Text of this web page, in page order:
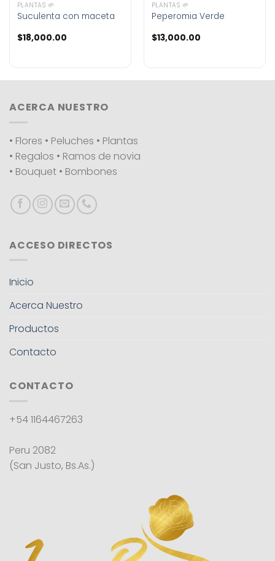
PLANTAS 🌱
Suculenta con maceta
$18,000.00
PLANTAS 🌱
Peperomia Verde
$13,000.00
ACERCA NUESTRO
• Flores • Peluches • Plantas
• Regalos • Ramos de novia
• Bouquet • Bombones
ACCESO DIRECTOS
Inicio
Acerca Nuestro
Productos
Contacto
CONTACTO
+54 1164467263
Peru 2082
(San Justo, Bs.As.)